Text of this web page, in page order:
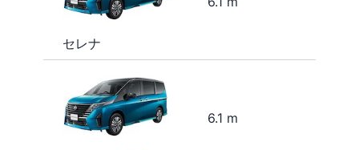
セレナ
6.1 m